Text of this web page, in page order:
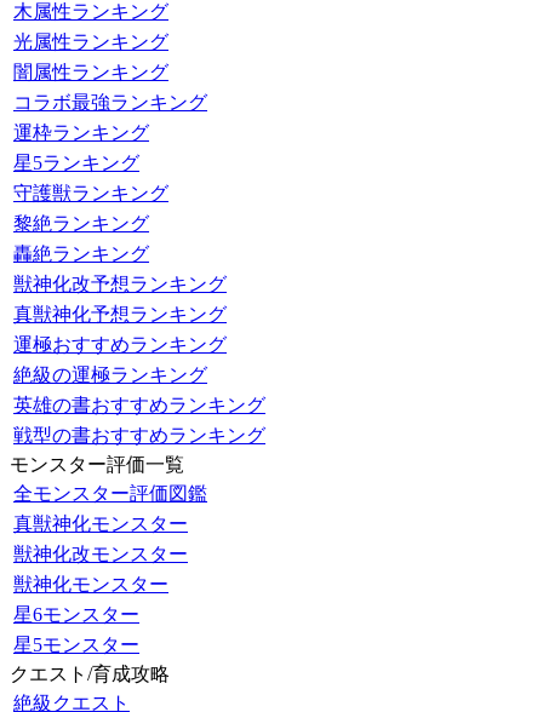
木属性ランキング
光属性ランキング
闇属性ランキング
コラボ最強ランキング
運枠ランキング
星5ランキング
守護獣ランキング
黎絶ランキング
轟絶ランキング
獣神化改予想ランキング
真獣神化予想ランキング
運極おすすめランキング
絶級の運極ランキング
英雄の書おすすめランキング
戦型の書おすすめランキング
モンスター評価一覧
全モンスター評価図鑑
真獣神化モンスター
獣神化改モンスター
獣神化モンスター
星6モンスター
星5モンスター
クエスト/育成攻略
絶級クエスト